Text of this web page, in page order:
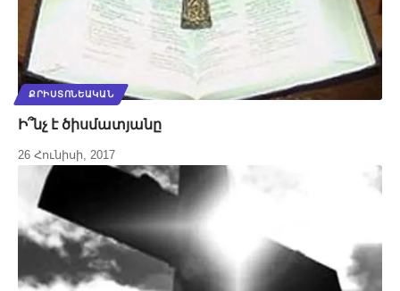
ՔՐԻՍՏՈՆԵԱԿԱՆ
Ի՞նչ է ծիսմատյանը
26 Հունիսի, 2017